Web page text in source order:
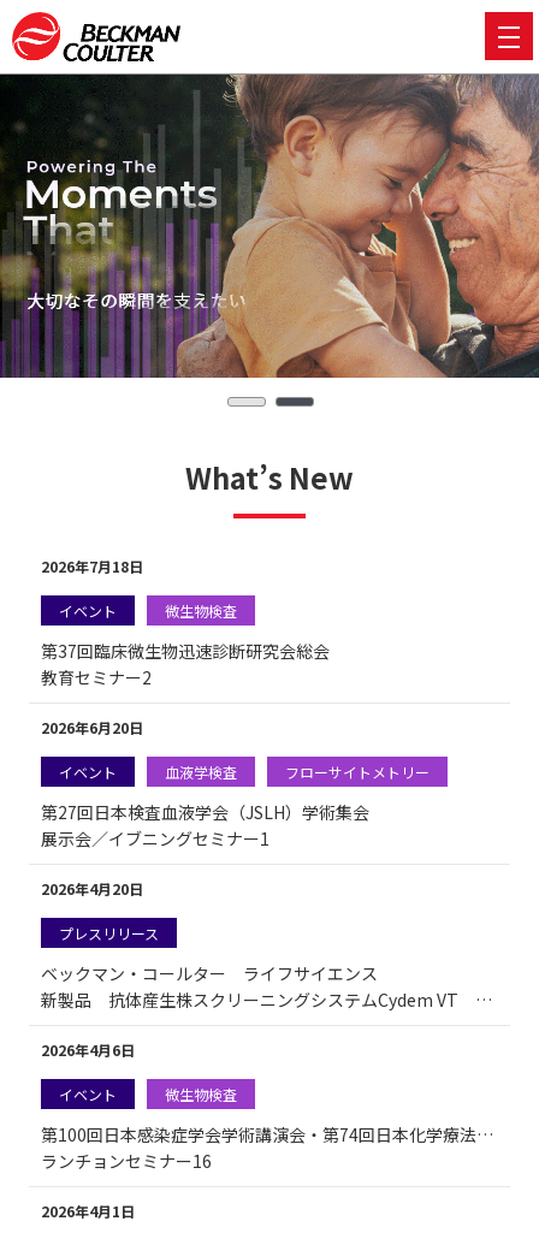
What’s New
2026年7月18日
イベント 微生物検査
第37回臨床微生物迅速診断研究会総会
教育セミナー2
2026年6月20日
イベント 血液学検査 フローサイトメトリー
第27回日本検査血液学会（JSLH）学術集会
展示会／イブニングセミナー1
2026年4月20日
プレスリリース
ベックマン・コールター ライフサイエンス
新製品 抗体産生株スクリーニングシステムCydem VT 国内販売開始のお知らせ
2026年4月6日
イベント 微生物検査
第100回日本感染症学会学術講演会・第74回日本化学療法学会総会 合同学会
ランチョンセミナー16
2026年4月1日